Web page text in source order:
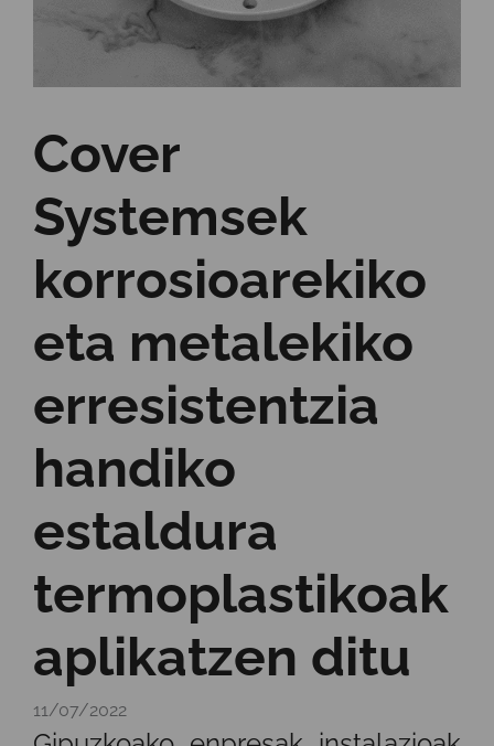
Cover
Systemsek
korrosioarekiko
eta metalekiko
erresistentzia
handiko
estaldura
termoplastikoak
aplikatzen ditu
11/07/2022